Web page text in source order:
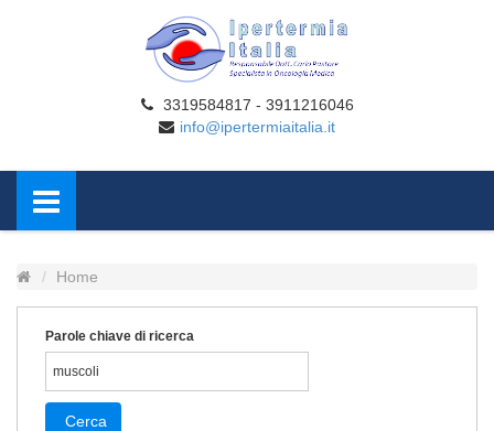
3319584817 - 3911216046
info@ipertermiaitalia.it
Home
Parole chiave di ricerca
Cerca